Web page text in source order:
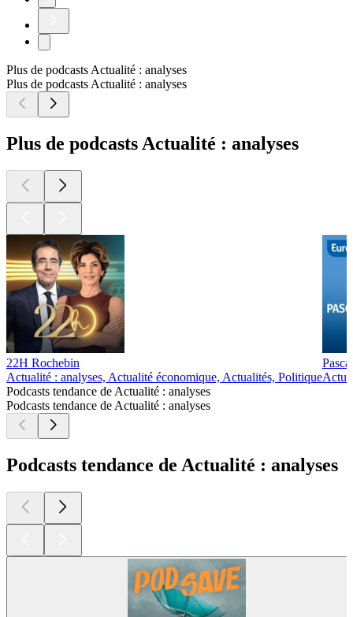
Plus de podcasts Actualité : analyses
Plus de podcasts Actualité : analyses
Plus de podcasts Actualité : analyses
22H Rochebin
Actualité : analyses, Actualité économique, Actualités, Politique
Podcasts tendance de Actualité : analyses
Podcasts tendance de Actualité : analyses
Podcasts tendance de Actualité : analyses